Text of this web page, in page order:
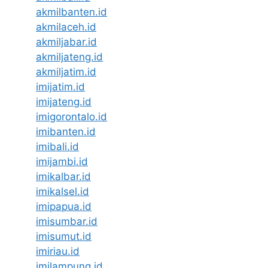
akmilbanten.id
akmilaceh.id
akmiljabar.id
akmiljateng.id
akmiljatim.id
imijatim.id
imijateng.id
imigorontalo.id
imibanten.id
imibali.id
imijambi.id
imikalbar.id
imikalsel.id
imipapua.id
imisumbar.id
imisumut.id
imiriau.id